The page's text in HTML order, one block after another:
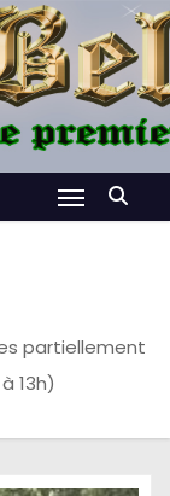
partiellement
13h)